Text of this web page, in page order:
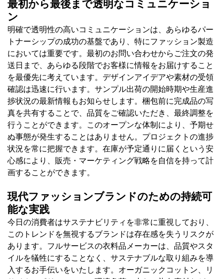
最初から最後まで透明なコミュニケーショ
ン
明確で透明性の高いコミュニケーションは、あらゆるパー
トナーシップの成功の基盤であり、特にファッション製造
においては重要です。最初のお問い合わせからご注文の発
送日まで、あらゆる段階でお客様に情報をお届けすること
を最優先に考えています。デザインアイデアや素材の受領
確認は迅速に行います。サンプル出荷の開始時期や生産進
捗状況の最新情報もお知らせします。梱包前に完成品の写
真を共有することで、品質をご確認いただき、最終調整を
行うことができます。このオープンな体制により、予期せ
ぬ事態が発生することはありません。プロジェクトの進捗
状況を常に把握できます。在庫が予定通りに届くという安
心感により、販売・マーケティング戦略を自信を持って計
画することができます。
現代ファッションブランドのための持続可
能な実践
今日の消費者はサステナビリティを非常に重視しており、
このトレンドを無視するブランドは存在感を失うリスクが
あります。フルサービスの衣料品メーカーは、品質やスタ
イルを犠牲にすることなく、サステナブルな取り組みを導
入するお手伝いをいたします。オーガニックコットン、リ